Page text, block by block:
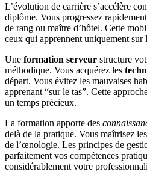
L’évolution de carrière s’accélère
diplôme. Vous progressez
de rang ou maître d’hôtel. Cette
ceux qui apprennent uniquement sur
Une formation serveur structure
méthodique. Vous acquérez les
départ. Vous évitez les mauvaises
apprenant “sur le tas”. Cette
un temps précieux.
La formation apporte des
delà de la pratique. Vous maîtrisez
de l’œnologie. Les principes de
parfaitement vos compétences
considérablement votre